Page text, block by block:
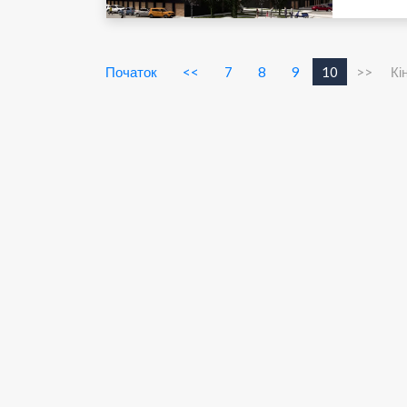
Початок << 7 8 9 10 >>